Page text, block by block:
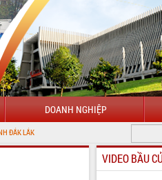
DOANH NGHIỆP
VIDEO BẦU